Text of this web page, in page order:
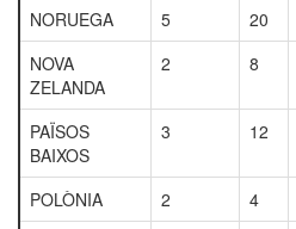
NORUEGA
5 20
NOVA
ZELANDA
2 8
PAÏSOS
BAIXOS
3 12
POLÒNIA 2 4